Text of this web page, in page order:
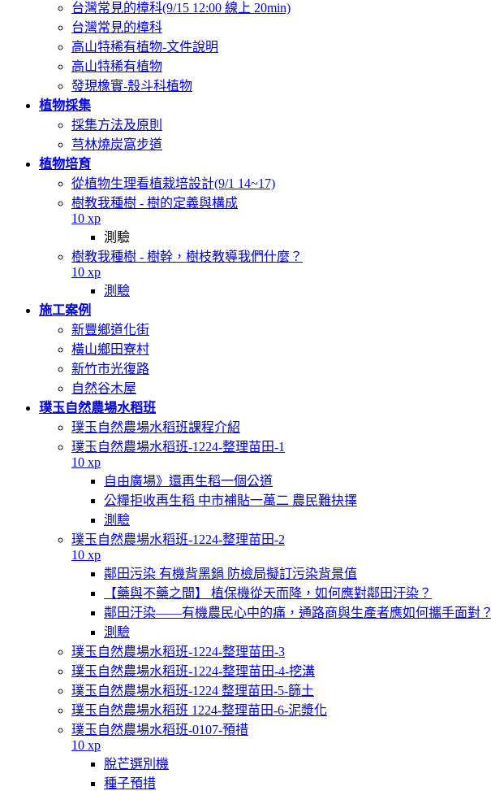
台灣常見的樟科(9/15 12:00 線上 20min)
台灣常見的樟科
高山特稀有植物-文件說明
高山特稀有植物
發現橡實-殼斗科植物
植物採集
採集方法及原則
芎林燒炭窩步道
植物培育
從植物生理看植栽培設計(9/1 14~17)
樹教我種樹 - 樹的定義與構成
10 xp
測驗
樹教我種樹 - 樹幹，樹枝教導我們什麼？
10 xp
測驗
施工案例
新豐鄉道化街
橫山鄉田寮村
新竹市光復路
自然谷木屋
璞玉自然農場水稻班
璞玉自然農場水稻班課程介紹
璞玉自然農場水稻班-1224-整理苗田-1
10 xp
自由廣場》還再生稻一個公道
公糧拒收再生稻 中市補貼一萬二 農民難抉擇
測驗
璞玉自然農場水稻班-1224-整理苗田-2
10 xp
鄰田污染 有機背黑鍋 防檢局擬訂污染背景值
【藥與不藥之間】 植保機從天而降，如何應對鄰田汙染？
鄰田汙染——有機農民心中的痛，通路商與生產者應如何攜手面對？
測驗
璞玉自然農場水稻班-1224-整理苗田-3
璞玉自然農場水稻班-1224-整理苗田-4-挖溝
璞玉自然農場水稻班-1224 整理苗田-5-篩土
璞玉自然農場水稻班 1224-整理苗田-6-泥漿化
璞玉自然農場水稻班-0107-預措
10 xp
脫芒選別機
種子預措